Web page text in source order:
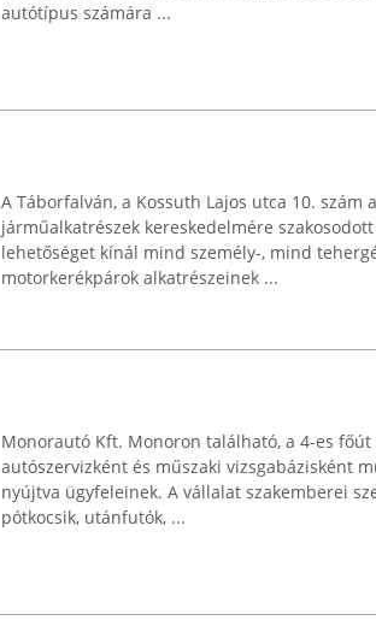
autótípus számára ...
A Táborfalván, a Kossuth Lajos utca 10.
járműalkatrészek kereskedelmére
lehetőséget kínál mind személy-, mind
motorkerékpárok alkatrészeinek ...
Monorautó Kft. Monoron található, a 4-es
autószervizként és műszaki vizsgabázisként
nyújtva ügyfeleinek. A vállalat szakemberei
pótkocsik, utánfutók, ...